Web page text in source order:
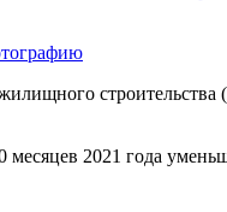
2021 года